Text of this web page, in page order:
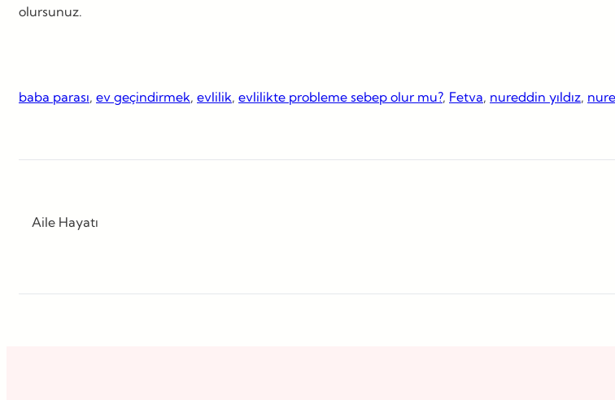
olursunuz.
baba parası, ev geçindirmek, evlilik, evlilikte probleme sebep olur mu?, Fetva, nureddin yıldız,
Aile Hayatı